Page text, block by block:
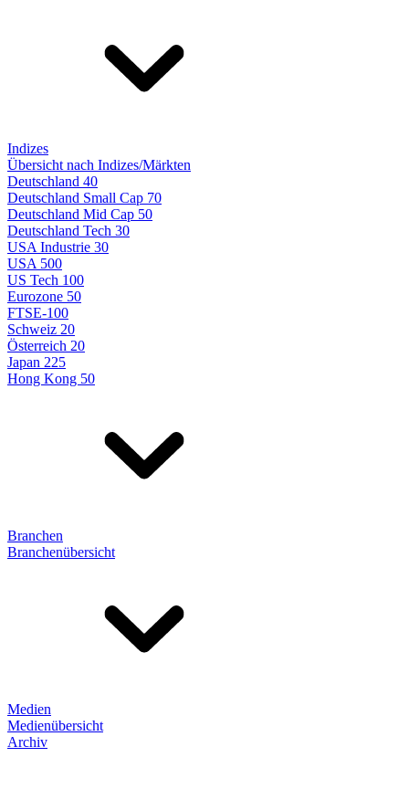
Indizes
Übersicht nach Indizes/Märkten
Deutschland 40
Deutschland Small Cap 70
Deutschland Mid Cap 50
Deutschland Tech 30
USA Industrie 30
USA 500
US Tech 100
Eurozone 50
FTSE-100
Schweiz 20
Österreich 20
Japan 225
Hong Kong 50
Branchen
Branchenübersicht
Medien
Medienübersicht
Archiv